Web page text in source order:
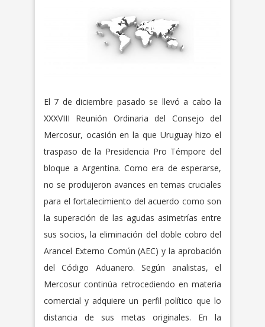
El 7 de diciembre pasado se llevó a cabo la
XXXVIII Reunión Ordinaria del Consejo del
Mercosur, ocasión en la que Uruguay hizo el
traspaso de la Presidencia Pro Témpore del
bloque a Argentina. Como era de esperarse,
no se produjeron avances en temas cruciales
para el fortalecimiento del acuerdo como son
la superación de las agudas asimetrías entre
sus socios, la eliminación del doble cobro del
Arancel Externo Común (AEC) y la aprobación
del Código Aduanero. Según analistas, el
Mercosur continúa retrocediendo en materia
comercial y adquiere un perfil político que lo
distancia de sus metas originales. En la